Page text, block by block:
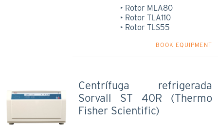
Rotor MLA80
Rotor TLA110
Rotor TLS55
BOOK EQUIPMENT
Centrífuga refrigerada
Sorvall ST 40R (Thermo
Fisher Scientific)